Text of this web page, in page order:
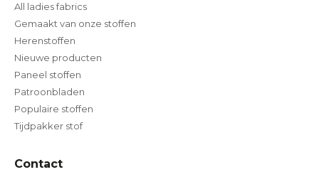
All ladies fabrics
Gemaakt van onze stoffen
Herenstoffen
Nieuwe producten
Paneel stoffen
Patroonbladen
Populaire stoffen
Tijdpakker stof
Contact